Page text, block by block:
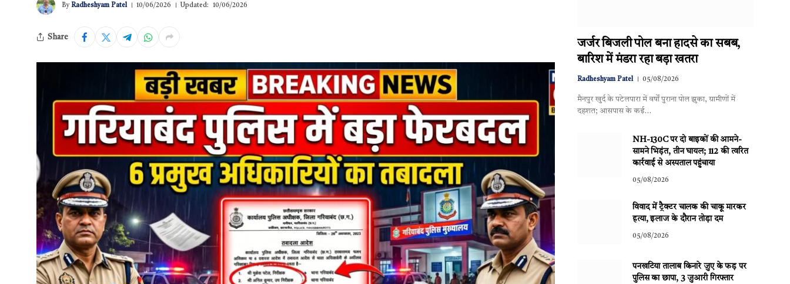
By Radheshyam Patel 10/06/2026 Updated: 10/06/2026
Share
जर्जर बिजली पोल बना हादसे का सबब,
बारिश में मंडरा रहा बड़ा खतरा
Radheshyam Patel 05/08/2026
मैनपुर खुर्द के पटेलपारा में वर्षों पुराना पोल झुका, ग्रामीणों में
दहशत; आसपास के कई…
NH-130C पर दो बाइकों की आमने-
सामने भिड़ंत, तीन घायल; 112 की त्वरित
कार्रवाई से अस्पताल पहुंचाया
05/08/2026
विवाद में ट्रैक्टर चालक की चाकू मारकर
हत्या, इलाज के दौरान तोड़ा दम
05/08/2026
पनखटिया तालाब किनारे जुए के फड़ पर
पुलिस का छापा, 3 जुआरी गिरफ्तार